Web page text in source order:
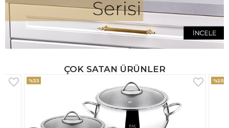
ÇOK SATAN ÜRÜNLER
%25 %33